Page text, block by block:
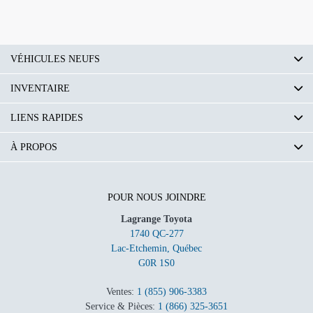
Dégagement pour la tête
deuxième rangée mm : 978
deuxième rangée po : 38.5
: 1047
Espace pour les jambes Deuxième
Espace pour les jambes Deuxième
Dégagement aux épaules avant
POUR NOUS JOINDRE
Lagrange Toyota
1740 QC-277
Lac-Etchemin Québec
G0R 1S0
Ventes: 1 (855) 906-3383
Service & Pièces: 1 (866) 325-3651
VÉHICULES NEUFS
INVENTAIRE
LIENS RAPIDES
À PROPOS